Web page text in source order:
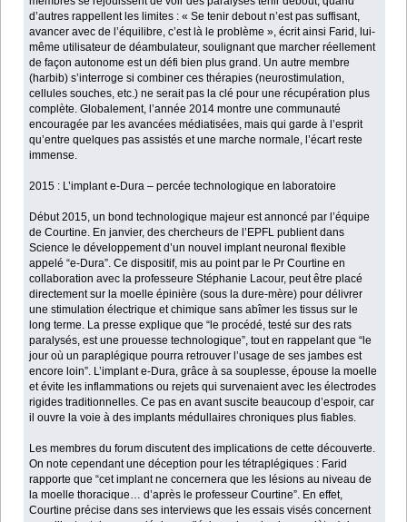
d’autres rappellent les limites : « Se tenir debout n’est pas suffisant,
avancer avec de l’équilibre, c’est là le problème », écrit ainsi Farid, lui-
même utilisateur de déambulateur, soulignant que marcher réellement
de façon autonome est un défi bien plus grand. Un autre membre
(harbib) s’interroge si combiner ces thérapies (neurostimulation,
cellules souches, etc.) ne serait pas la clé pour une récupération plus
complète. Globalement, l’année 2014 montre une communauté
encouragée par les avancées médiatisées, mais qui garde à l’esprit
qu’entre quelques pas assistés et une marche normale, l’écart reste
immense.
2015 : L’implant e-Dura – percée technologique en laboratoire
Début 2015, un bond technologique majeur est annoncé par l’équipe
de Courtine. En janvier, des chercheurs de l’EPFL publient dans
Science le développement d’un nouvel implant neuronal flexible
appelé “e-Dura”. Ce dispositif, mis au point par le Pr Courtine en
collaboration avec la professeure Stéphanie Lacour, peut être placé
directement sur la moelle épinière (sous la dure-mère) pour délivrer
une stimulation électrique et chimique sans abîmer les tissus sur le
long terme. La presse explique que “le procédé, testé sur des rats
paralysés, est une prouesse technologique”, tout en rappelant que “le
jour où un paraplégique pourra retrouver l’usage de ses jambes est
encore loin”. L’implant e-Dura, grâce à sa souplesse, épouse la moelle
et évite les inflammations ou rejets qui survenaient avec les électrodes
rigides traditionnelles. Ce pas en avant suscite beaucoup d’espoir, car
il ouvre la voie à des implants médullaires chroniques plus fiables.
Les membres du forum discutent des implications de cette découverte.
On note cependant une déception pour les tétraplégiques : Farid
rapporte que “cet implant ne concernera que les lésions au niveau de
la moelle thoracique… d’après le professeur Courtine”. En effet,
Courtine précise dans ses interviews que les essais visés concernent